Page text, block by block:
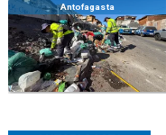
Salud